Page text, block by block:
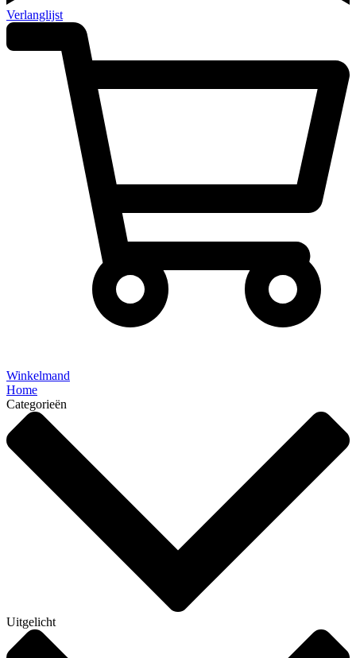
Verlanglijst
Winkelmand
Home
Categorieën
Uitgelicht